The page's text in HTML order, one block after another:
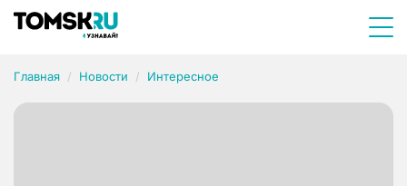
Главная Новости Интересное